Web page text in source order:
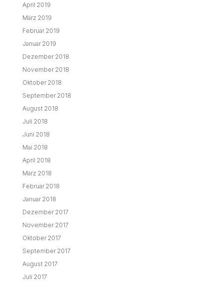
April 2019
März 2019
Februar 2019
Januar 2019
Dezember 2018
November 2018
Oktober 2018
September 2018
August 2018
Juli 2018
Juni 2018
Mai 2018
April 2018
März 2018
Februar 2018
Januar 2018
Dezember 2017
November 2017
Oktober 2017
September 2017
August 2017
Juli 2017